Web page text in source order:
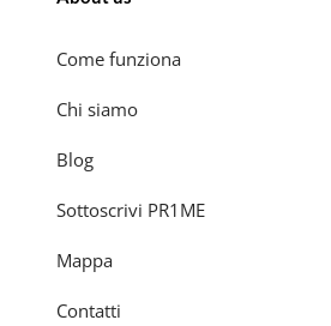
Come funziona
Chi siamo
Blog
Sottoscrivi PR1ME
Mappa
Contatti